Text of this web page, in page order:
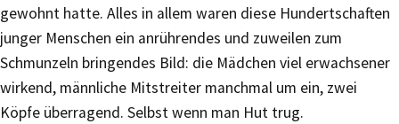
gewohnt hatte. Alles in allem waren diese Hundertschaften
junger Menschen ein anrührendes und zuweilen zum
Schmunzeln bringendes Bild: die Mädchen viel erwachsener
wirkend, männliche Mitstreiter manchmal um ein, zwei
Köpfe überragend. Selbst wenn man Hut trug.